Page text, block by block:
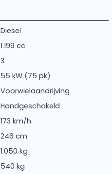
Diesel
1.199 cc
3
55 kW (75 pk)
Voorwielaandrijving
Handgeschakeld
173 km/h
246 cm
1.050 kg
540 kg